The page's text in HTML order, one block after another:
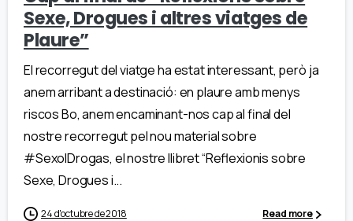
Sexe, Drogues i altres viatges de
Plaure”
El recorregut del viatge ha estat interessant, però ja
anem arribant a destinació: en plaure amb menys
riscos Bo, anem encaminant-nos cap al final del
nostre recorregut pel nou material sobre
#SexoIDrogas, el nostre llibret “Reflexionis sobre
Sexe, Drogues i...
24 d'octubre de 2018 Read more